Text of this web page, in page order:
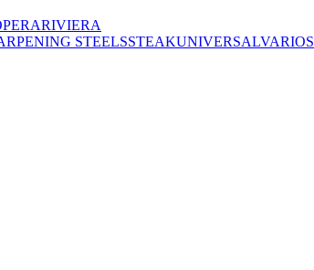
RIVIERA
STEELSSTEAKUNIVERSALVARIOS